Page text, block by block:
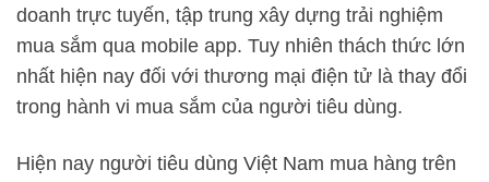
doanh trực tuyến, tập trung xây dựng trải nghiệm
mua sắm qua mobile app. Tuy nhiên thách thức lớn
nhất hiện nay đối với thương mại điện tử là thay đổi
trong hành vi mua sắm của người tiêu dùng.
Hiện nay người tiêu dùng Việt Nam mua hàng trên